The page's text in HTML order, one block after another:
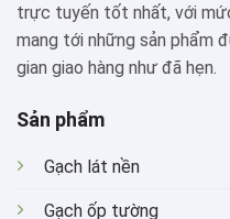
trực tuyến tốt nhất, với
mang tới những sản phẩm
gian giao hàng như đã hẹn.
Sản phẩm
Gạch lát nền
Gạch ốp tường